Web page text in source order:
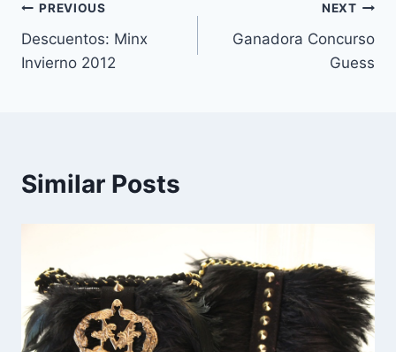
Navegación
de
PREVIOUS
Descuentos: Minx
Invierno 2012
NEXT
Ganadora Concurso
Guess
Similar Posts